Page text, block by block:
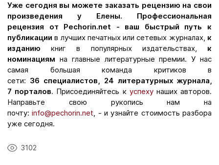
Уже сегодня вы можете заказать рецензию на свои
произведения у Елены. Профессиональная
рецензия от Pechorin.net - ваш быстрый путь к
публикации в лучших печатных или сетевых журналах, к
изданию книг в популярных издательствах, к
номинациям на главные литературные премии. У нас
самая большая команда критиков в
сети: 36 специалистов, 24 литературных журнала,
7 порталов. Присоединяйтесь к успехунаших авторов.
Направьте свою рукопись нам на
почту:info@pechorin.net, - и узнайте стоимость разбора
уже сегодня.
3102